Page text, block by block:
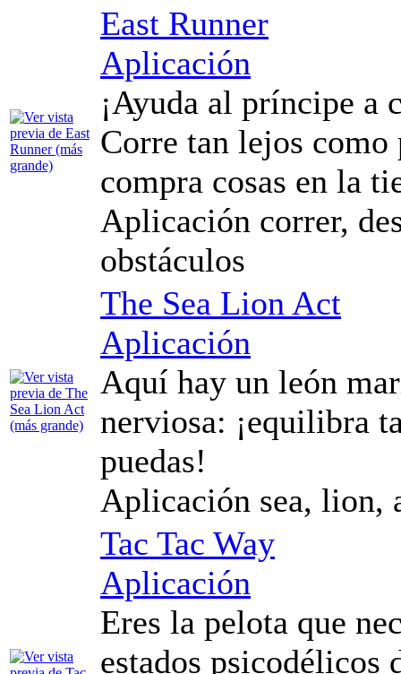
East Runner
Aplicación
¡Ayuda al príncipe a
Corre tan lejos como
compra cosas en la
Aplicación correr,
obstáculos
The Sea Lion Act
Aplicación
Aquí hay un león
nerviosa: ¡equilibra
puedas!
Aplicación sea, lion,
Tac Tac Way
Aplicación
Eres la pelota que
estados psicodélicos